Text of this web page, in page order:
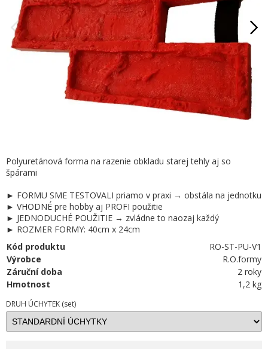
Polyuretánová forma na razenie obkladu starej tehly aj so
špárami
► FORMU SME TESTOVALI priamo v praxi → obstála na jednotku
► VHODNÉ pre hobby aj PROFI použitie
► JEDNODUCHÉ POUŽITIE → zvládne to naozaj každý
► ROZMER FORMY: 40cm x 24cm
Kód produktu
RO-ST-PU-V1
Výrobce
R.O.formy
Záruční doba
2 roky
Hmotnost
1,2 kg
DRUH ÚCHYTEK (set)